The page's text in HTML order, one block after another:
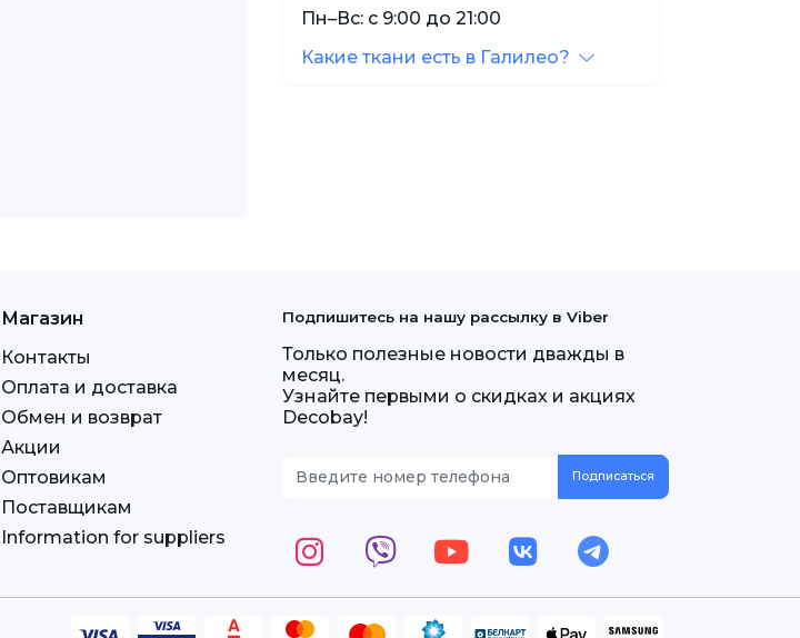
Пн–Вс: с 9:00 до 21:00
Какие ткани есть в Галилео?
Магазин
Контакты
Оплата и доставка
Обмен и возврат
Акции
Оптовикам
Поставщикам
Information for suppliers
Подпишитесь на нашу рассылку в Viber
Только полезные новости дважды в
месяц.
Узнайте первыми о скидках и акциях
Decobay!